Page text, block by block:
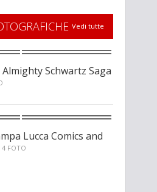
Vedi tutte
Schwartz Saga
Lucca Comics and
4 FOTO